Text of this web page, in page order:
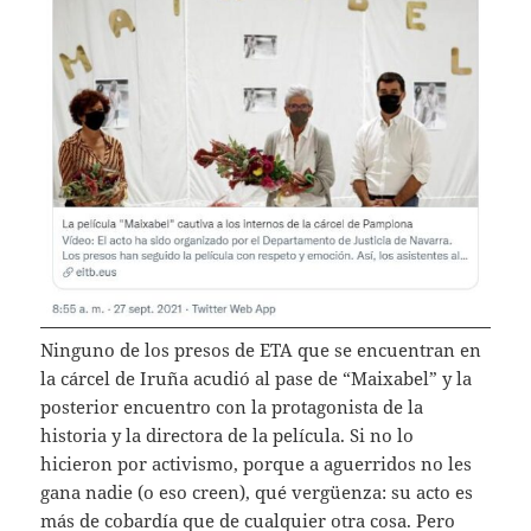
Ninguno de los presos de ETA que se encuentran en
la cárcel de Iruña acudió al pase de “Maixabel” y la
posterior encuentro con la protagonista de la
historia y la directora de la película. Si no lo
hicieron por activismo, porque a aguerridos no les
gana nadie (o eso creen), qué vergüenza: su acto es
más de cobardía que de cualquier otra cosa. Pero